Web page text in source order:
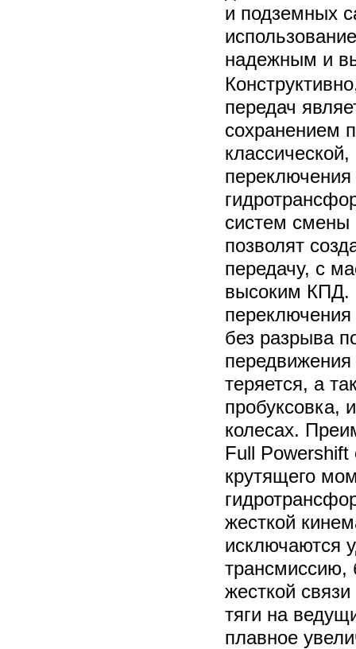
и подземных
надежным и
передач
сохранением
систем смены
позволят
передачу, с
высоким КПД.
переключения
без разрыва
передвижения
теряется, а
пробуксовка,
колесах.
Full Powershift
крутящего
жесткой
исключаются
трансмиссию,
жесткой
тяги на
плавное